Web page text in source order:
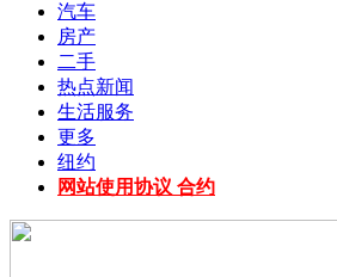
汽车
房产
二手
热点新闻
生活服务
更多
纽约
网站使用协议 合约